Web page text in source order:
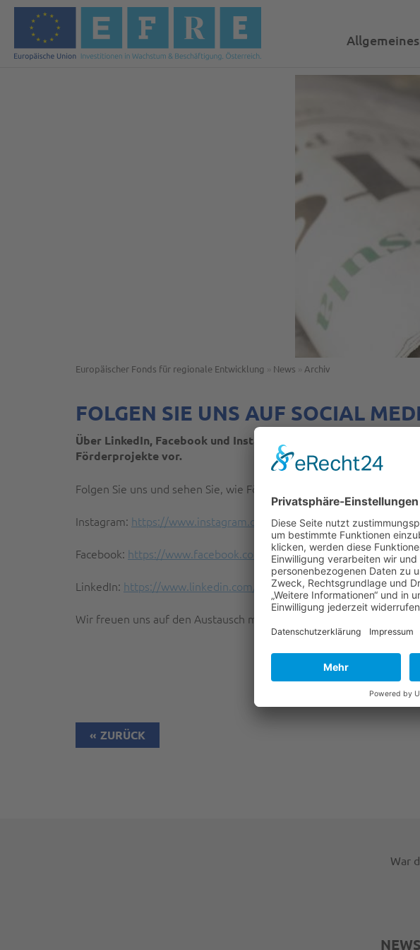
Allgemeines
Europäischer Fonds für regionale Entwicklung News Archiv
FOLGEN SIE UNS AUF SOCIAL
Über LinkedIn, Facebook und Instagram informieren wir
Förderprojekte vor.
Folgen Sie uns und sehen Sie, wie Förderungen aus EFRE & JTF
Instagram: https://www.instagram.com/efre_oesterreich/
Facebook: https://www.facebook.com/
LinkedIn: https://www.linkedin.com/company/efre-oesterreich
Wir freuen uns auf den Austausch mit Ihnen!
ZURÜCK
War